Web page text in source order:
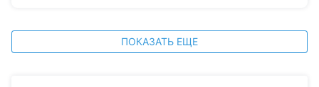
ПОКАЗАТЬ ЕЩЕ